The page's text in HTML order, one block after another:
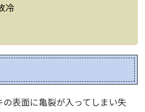
冷
表面に亀裂が入ってしまい失